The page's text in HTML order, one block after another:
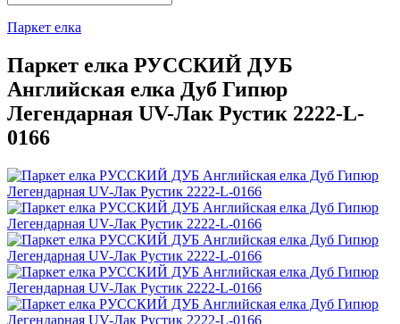
Паркет елка
Паркет елка РУССКИЙ ДУБ
Английская елка Дуб Гипюр
Легендарная UV-Лак Рустик 2222-L-
0166